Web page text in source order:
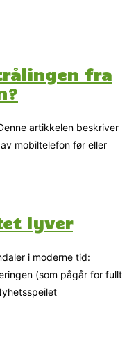
fra
artikkelen beskriver
mobiltelefon før eller
lyver
i moderne tid:
(som pågår for fullt